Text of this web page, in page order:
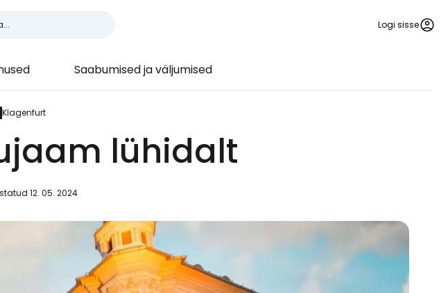
Logi sisse
Saabumised ja väljumised
Klagenfurt
lühidalt
12. 05. 2024